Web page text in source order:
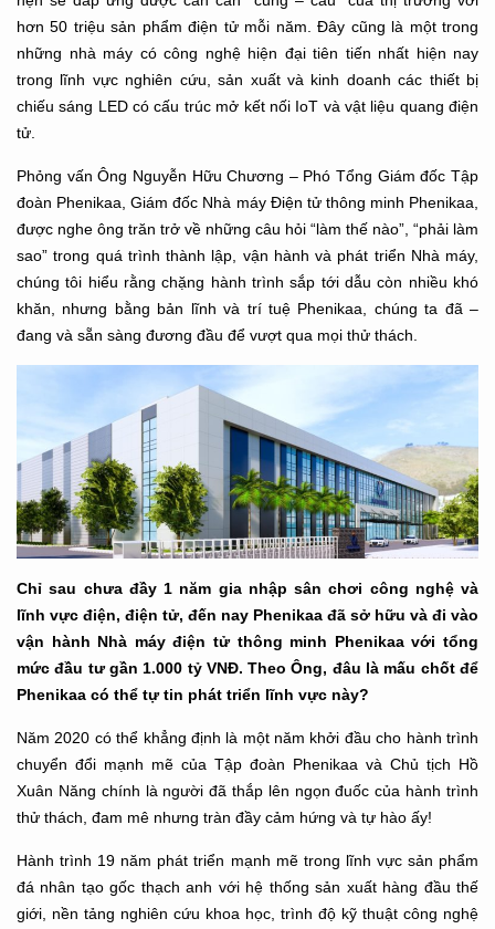
hơn 50 triệu sản phẩm điện tử mỗi năm. Đây cũng là một trong
những nhà máy có công nghệ hiện đại tiên tiến nhất hiện nay
trong lĩnh vực nghiên cứu, sản xuất và kinh doanh các thiết bị
chiếu sáng LED có cấu trúc mở kết nối IoT và vật liệu quang điện
tử.
Phỏng vấn Ông Nguyễn Hữu Chương – Phó Tổng Giám đốc Tập
đoàn Phenikaa, Giám đốc Nhà máy Điện tử thông minh Phenikaa,
được nghe ông trăn trở về những câu hỏi “làm thế nào”, “phải làm
sao” trong quá trình thành lập, vận hành và phát triển Nhà máy,
chúng tôi hiểu rằng chặng hành trình sắp tới dẫu còn nhiều khó
khăn, nhưng bằng bản lĩnh và trí tuệ Phenikaa, chúng ta đã –
đang và sẵn sàng đương đầu để vượt qua mọi thử thách.
Chỉ sau chưa đầy 1 năm gia nhập sân chơi công nghệ và
lĩnh vực điện, điện tử, đến nay Phenikaa đã sở hữu và đi vào
vận hành Nhà máy điện tử thông minh Phenikaa với tổng
mức đầu tư gần 1.000 tỷ VNĐ. Theo Ông, đâu là mấu chốt để
Phenikaa có thể tự tin phát triển lĩnh vực này?
Năm 2020 có thể khẳng định là một năm khởi đầu cho hành trình
chuyển đổi mạnh mẽ của Tập đoàn Phenikaa và Chủ tịch Hồ
Xuân Năng chính là người đã thắp lên ngọn đuốc của hành trình
thử thách, đam mê nhưng tràn đầy cảm hứng và tự hào ấy!
Hành trình 19 năm phát triển mạnh mẽ trong lĩnh vực sản phẩm
đá nhân tạo gốc thạch anh với hệ thống sản xuất hàng đầu thế
giới, nền tảng nghiên cứu khoa học, trình độ kỹ thuật công nghệ